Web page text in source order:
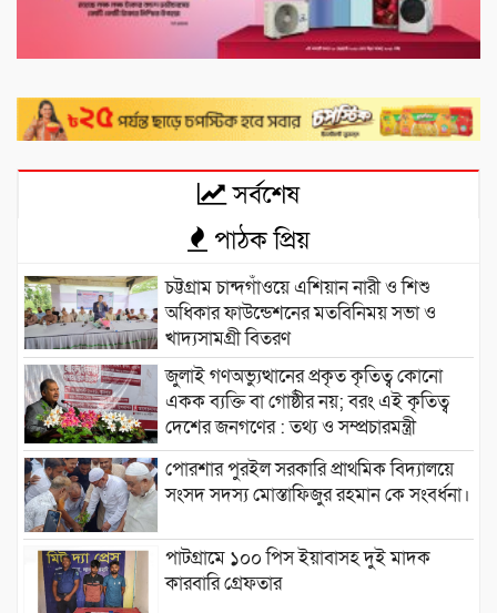
সর্বশেষ
পাঠক প্রিয়
চট্টগ্রাম চান্দগাঁওয়ে এশিয়ান নারী ও শিশু
অধিকার ফাউন্ডেশনের মতবিনিময় সভা ও
খাদ্যসামগ্রী বিতরণ
জুলাই গণঅভ্যুত্থানের প্রকৃত কৃতিত্ব কোনো
একক ব্যক্তি বা গোষ্ঠীর নয়; বরং এই কৃতিত্ব
দেশের জনগণের : তথ্য ও সম্প্রচারমন্ত্রী
পোরশার পুরইল সরকারি প্রাথমিক বিদ্যালয়ে
সংসদ সদস্য মোস্তাফিজুর রহমান কে সংবর্ধনা।
পাটগ্রামে ১০০ পিস ইয়াবাসহ দুই মাদক
কারবারি গ্রেফতার